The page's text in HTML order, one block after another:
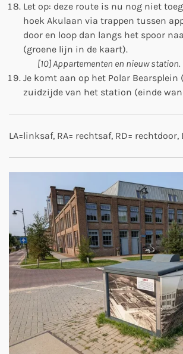
Let op: deze route is nu nog niet
hoek Akulaan via trappen tussen
door en loop dan langs het spoor
(groene lijn in de kaart).
[10] Appartementen en nieuw station.
Je komt aan op het Polar Bearsplein
zuidzijde van het station (einde
LA=linksaf, RA= rechtsaf, RD= rechtdoor,